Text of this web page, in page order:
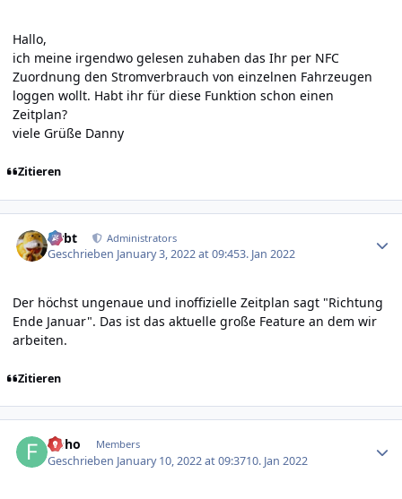
Hallo,
ich meine irgendwo gelesen zuhaben das Ihr per NFC
Zuordnung den Stromverbrauch von einzelnen Fahrzeugen
loggen wollt. Habt ihr für diese Funktion schon einen
Zeitplan?
viele Grüße Danny
Zitieren
rtrbt Administrators
Geschrieben January 3, 2022 at 09:453. Jan 2022
Der höchst ungenaue und inoffizielle Zeitplan sagt "Richtung
Ende Januar". Das ist das aktuelle große Feature an dem wir
arbeiten.
Zitieren
floho Members
Geschrieben January 10, 2022 at 09:3710. Jan 2022